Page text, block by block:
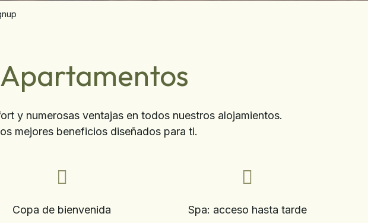
Apartamentos
y numerosas ventajas en todos nuestros alojamientos.
mejores beneficios diseñados para ti.
Copa de bienvenida Spa: acceso hasta tarde